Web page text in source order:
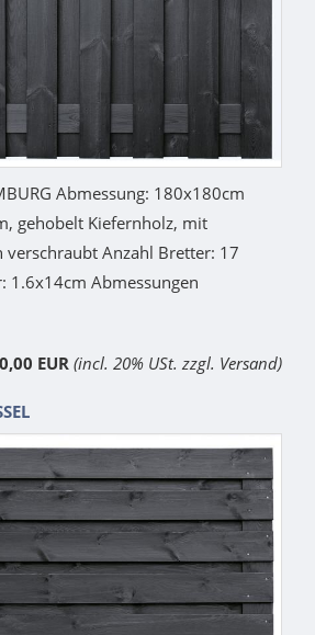
Abmessung: 180x180cm
gehobelt Kiefernholz, mit
verschraubt Anzahl Bretter: 17
1.6x14cm Abmessungen
EUR (incl. 20% USt. zzgl. Versand)